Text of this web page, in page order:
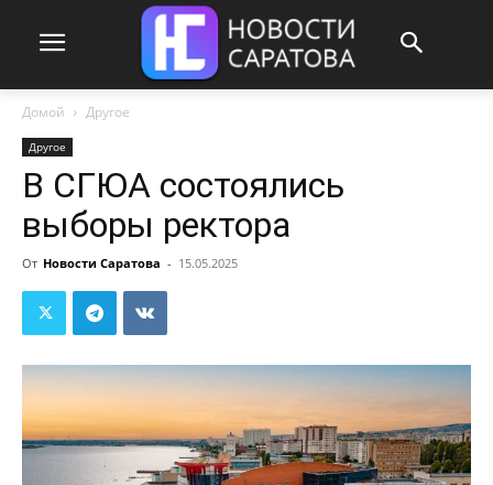
Домой Другое
Другое
В СГЮА состоялись
выборы ректора
От Новости Саратова - 15.05.2025